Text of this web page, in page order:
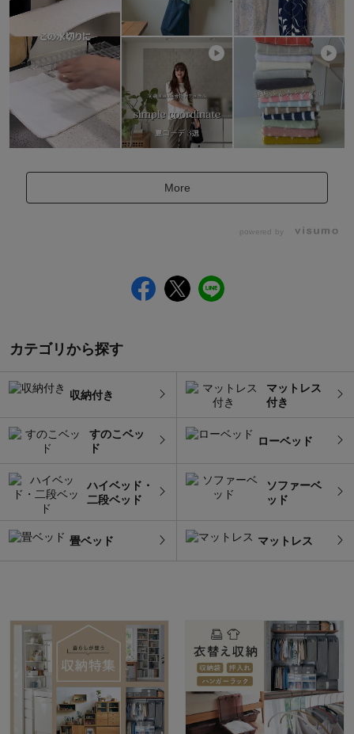
More
powered by
カテゴリから探す
収納付き
マットレス
付き
すのこベッ
ド
ローベッド
ハイベッド・
二段ベッド
ソファーベ
ッド
畳ベッド マットレス